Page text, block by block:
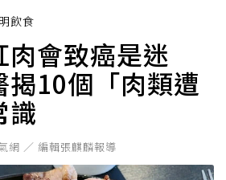
飲食
會致癌是迷
揭10個「肉類遭
識
網 ／ 編輯張麒麟報導